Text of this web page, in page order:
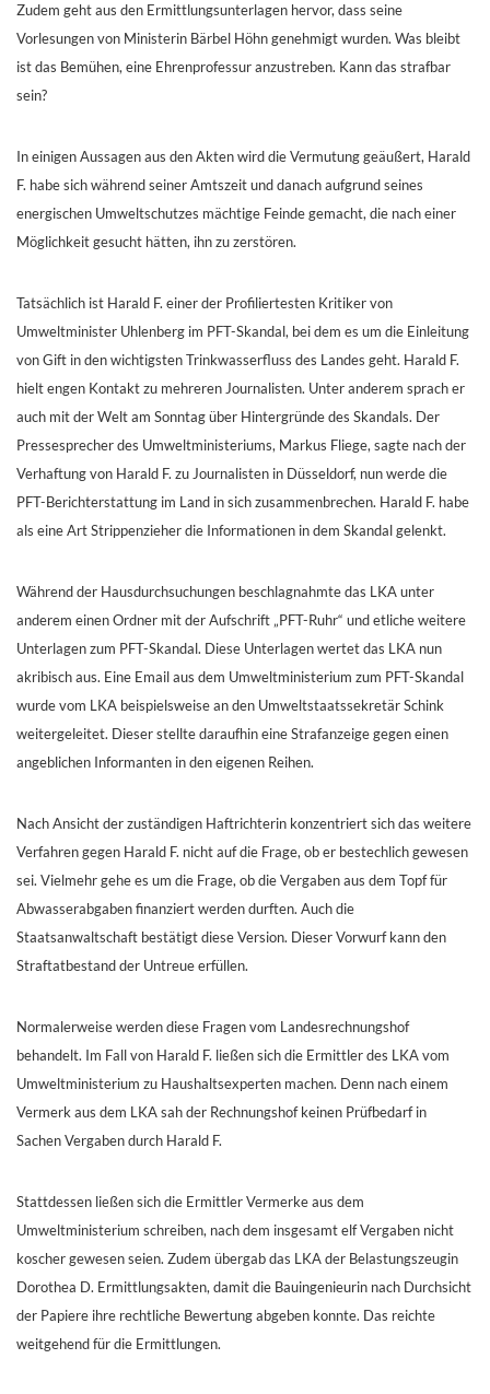
Zudem geht aus den Ermittlungsunterlagen hervor, dass seine
Vorlesungen von Ministerin Bärbel Höhn genehmigt wurden. Was bleibt
ist das Bemühen, eine Ehrenprofessur anzustreben. Kann das strafbar
sein?
In einigen Aussagen aus den Akten wird die Vermutung geäußert, Harald
F. habe sich während seiner Amtszeit und danach aufgrund seines
energischen Umweltschutzes mächtige Feinde gemacht, die nach einer
Möglichkeit gesucht hätten, ihn zu zerstören.
Tatsächlich ist Harald F. einer der Profiliertesten Kritiker von
Umweltminister Uhlenberg im PFT-Skandal, bei dem es um die Einleitung
von Gift in den wichtigsten Trinkwasserfluss des Landes geht. Harald F.
hielt engen Kontakt zu mehreren Journalisten. Unter anderem sprach er
auch mit der Welt am Sonntag über Hintergründe des Skandals. Der
Pressesprecher des Umweltministeriums, Markus Fliege, sagte nach der
Verhaftung von Harald F. zu Journalisten in Düsseldorf, nun werde die
PFT-Berichterstattung im Land in sich zusammenbrechen. Harald F. habe
als eine Art Strippenzieher die Informationen in dem Skandal gelenkt.
Während der Hausdurchsuchungen beschlagnahmte das LKA unter
anderem einen Ordner mit der Aufschrift „PFT-Ruhr“ und etliche weitere
Unterlagen zum PFT-Skandal. Diese Unterlagen wertet das LKA nun
akribisch aus. Eine Email aus dem Umweltministerium zum PFT-Skandal
wurde vom LKA beispielsweise an den Umweltstaatssekretär Schink
weitergeleitet. Dieser stellte daraufhin eine Strafanzeige gegen einen
angeblichen Informanten in den eigenen Reihen.
Nach Ansicht der zuständigen Haftrichterin konzentriert sich das weitere
Verfahren gegen Harald F. nicht auf die Frage, ob er bestechlich gewesen
sei. Vielmehr gehe es um die Frage, ob die Vergaben aus dem Topf für
Abwasserabgaben finanziert werden durften. Auch die
Staatsanwaltschaft bestätigt diese Version. Dieser Vorwurf kann den
Straftatbestand der Untreue erfüllen.
Normalerweise werden diese Fragen vom Landesrechnungshof
behandelt. Im Fall von Harald F. ließen sich die Ermittler des LKA vom
Umweltministerium zu Haushaltsexperten machen. Denn nach einem
Vermerk aus dem LKA sah der Rechnungshof keinen Prüfbedarf in
Sachen Vergaben durch Harald F.
Stattdessen ließen sich die Ermittler Vermerke aus dem
Umweltministerium schreiben, nach dem insgesamt elf Vergaben nicht
koscher gewesen seien. Zudem übergab das LKA der Belastungszeugin
Dorothea D. Ermittlungsakten, damit die Bauingenieurin nach Durchsicht
der Papiere ihre rechtliche Bewertung abgeben konnte. Das reichte
weitgehend für die Ermittlungen.